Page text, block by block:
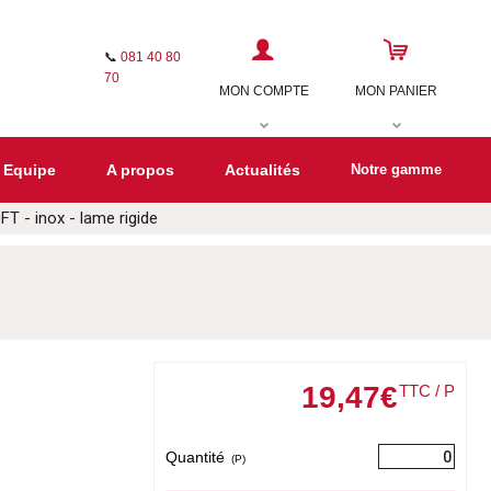
📞 081 40 80
70
MON COMPTE
MON PANIER
Equipe A propos Actualités Notre gamme
- inox - lame rigide
19,47€TTC / P
Quantité (P)